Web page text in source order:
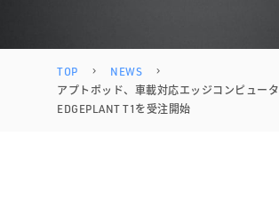
TOP
NEWS
アプトポッド、車載対応エッジコンピュータ
EDGEPLANT T1を受注開始